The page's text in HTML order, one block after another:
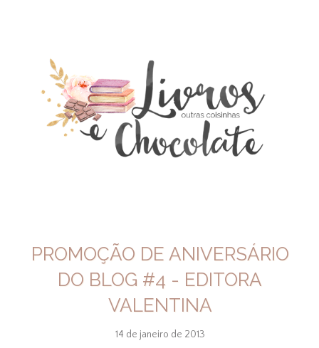
PROMOÇÃO DE ANIVERSÁRIO
DO BLOG #4 - EDITORA
VALENTINA
14 de janeiro de 2013